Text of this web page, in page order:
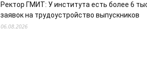
Ректор ГМИТ: У института есть более 6
заявок на трудоустройство выпускников
06.08.2026